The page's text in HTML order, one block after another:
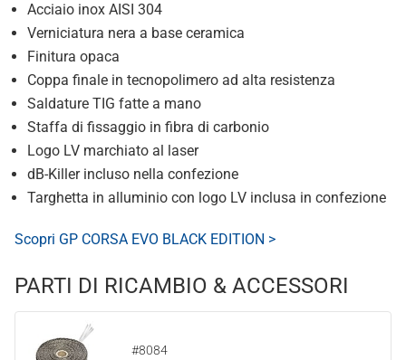
Acciaio inox AISI 304
Verniciatura nera a base ceramica
Finitura opaca
Coppa finale in tecnopolimero ad alta resistenza
Saldature TIG fatte a mano
Staffa di fissaggio in fibra di carbonio
Logo LV marchiato al laser
dB-Killer incluso nella confezione
Targhetta in alluminio con logo LV inclusa in confezione
Scopri GP CORSA EVO BLACK EDITION >
PARTI DI RICAMBIO & ACCESSORI
#8084